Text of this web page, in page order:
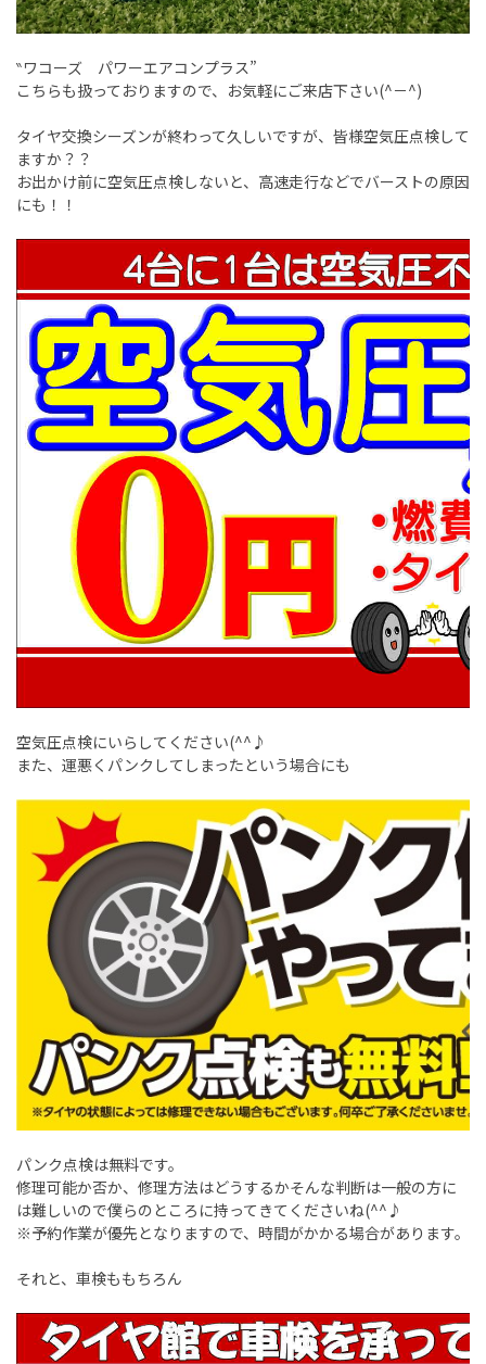
‶ワコーズ パワーエアコンプラス”
こちらも扱っておりますので、お気軽にご来店下さい(^－^)
タイヤ交換シーズンが終わって久しいですが、皆様空気圧点検して
ますか？？
お出かけ前に空気圧点検しないと、高速走行などでバーストの原因
にも！！
空気圧点検にいらしてください(^^♪
また、運悪くパンクしてしまったという場合にも
パンク点検は無料です。
修理可能か否か、修理方法はどうするかそんな判断は一般の方に
は難しいので僕らのところに持ってきてくださいね(^^♪
※予約作業が優先となりますので、時間がかかる場合があります。
それと、車検ももちろん